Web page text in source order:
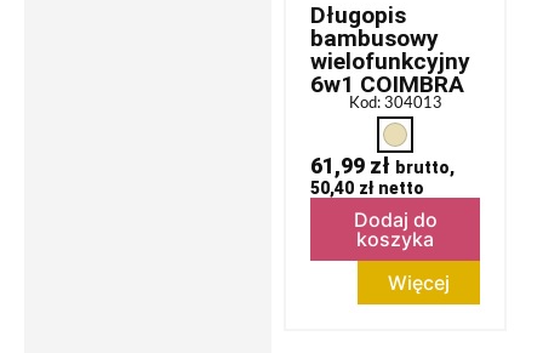
Długopis
bambusowy
wielofunkcyjny
6w1 COIMBRA
Kod: 304013
61,99 zł brutto,
50,40 złnetto
Dodaj do
koszyka
Więcej